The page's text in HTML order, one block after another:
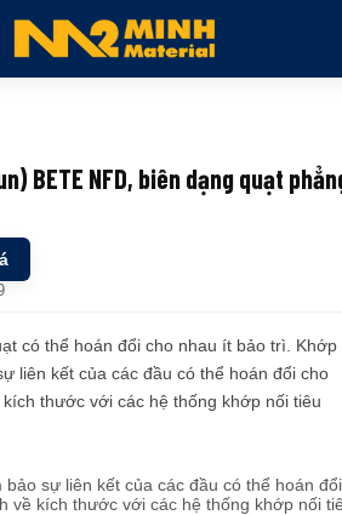
BETE NFD, biên dạng quạt
có thể hoán đổi cho nhau ít bảo trì. Khớp
liên kết của các đầu có thể hoán đổi cho
thước với các hệ thống khớp nối tiêu
bảo sự liên kết của các đầu có thể hoán đổi
về kích thước với các hệ thống khớp nối